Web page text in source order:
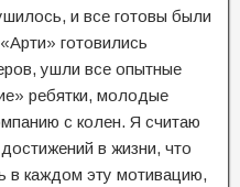
и все готовы были
готовились
ушли все опытные
ребятки, молодые
с колен. Я считаю
в жизни, что
в каждом эту мотивацию,